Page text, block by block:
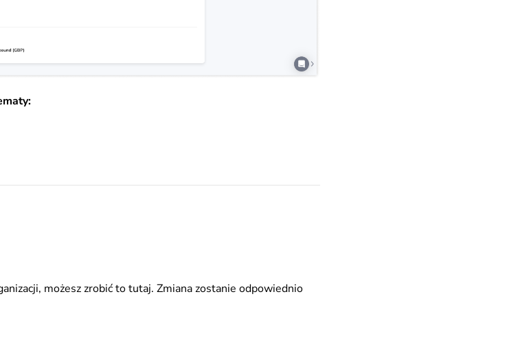
możesz zrobić to tutaj. Zmiana zostanie odpowiednio